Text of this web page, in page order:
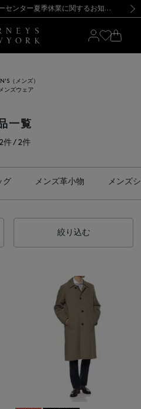
新規登録のお客様も対象！＜MY BARNEYS＞会員のお客様は11,000円（税込）以上のお買上げで常時送料無料！お買い物の際は会員登録を！
停止のお知らせ】(2026.8.7) 【オンラインストア カスタマーセンター夏季休業に関するお知らせ】（2026.8.7）
【夏季休業に伴う返品・交換承り一時停止のお知らせ】（2026.8.5）
によるお荷物のお届けについて
のご案内・ご注意事項 新規登録のお客様も対象！＜MY BARNEYS＞会員のお客様は11,000円（税込）以上のお買上げで常時送料無料！お買い物の際は会員登録を！
停止のお知らせ】(2026.8.7)
（メンズ）
メンズウェア
一覧
件 / 2件
グ メンズ革小物 メンズ
絞り込む